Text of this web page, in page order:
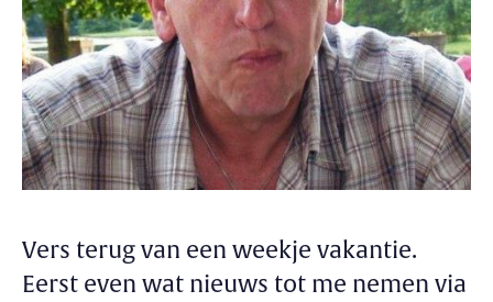
Vers terug van een weekje vakantie.
Eerst even wat nieuws tot me nemen via